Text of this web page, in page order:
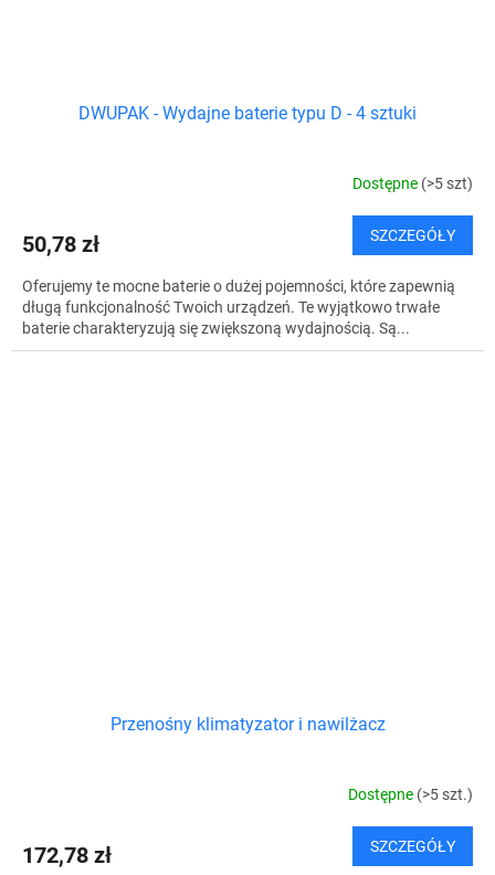
DWUPAK - Wydajne baterie typu D - 4 sztuki
Dostępne (>5 szt)
50,78 zł SZCZEGÓŁY
Oferujemy te mocne baterie o dużej pojemności, które zapewnią
długą funkcjonalność Twoich urządzeń. Te wyjątkowo trwałe
baterie charakteryzują się zwiększoną wydajnością. Są...
Przenośny klimatyzator i nawilżacz
Dostępne (>5 szt.)
172,78 zł SZCZEGÓŁY